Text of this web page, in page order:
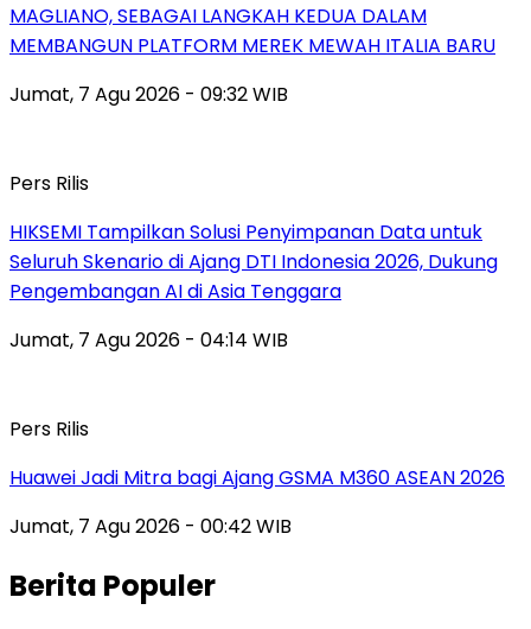
MAGLIANO, SEBAGAI LANGKAH KEDUA DALAM
MEMBANGUN PLATFORM MEREK MEWAH ITALIA BARU
Jumat, 7 Agu 2026 - 09:32 WIB
Pers Rilis
HIKSEMI Tampilkan Solusi Penyimpanan Data untuk
Seluruh Skenario di Ajang DTI Indonesia 2026, Dukung
Pengembangan AI di Asia Tenggara
Jumat, 7 Agu 2026 - 04:14 WIB
Pers Rilis
Huawei Jadi Mitra bagi Ajang GSMA M360 ASEAN 2026
Jumat, 7 Agu 2026 - 00:42 WIB
Berita Populer